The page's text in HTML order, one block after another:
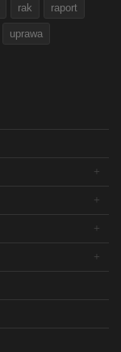
rak raport
uprawa